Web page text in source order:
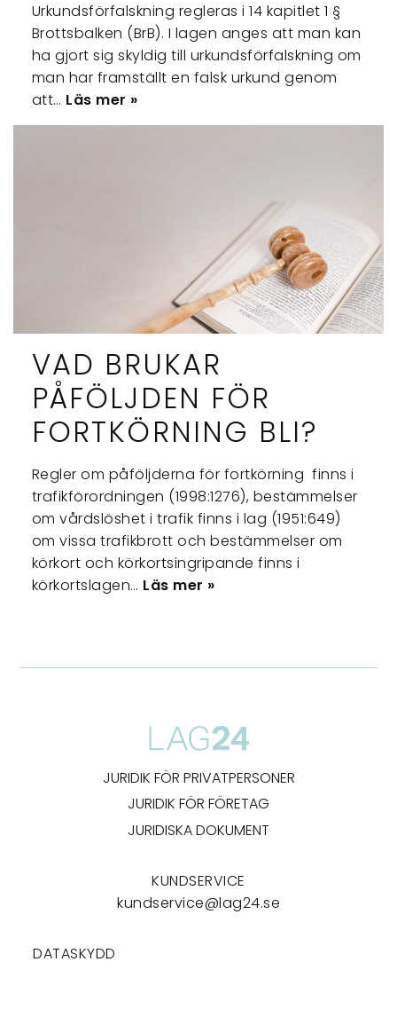
Urkundsförfalskning regleras i 14 kapitlet 1 §
Brottsbalken (BrB). I lagen anges att man kan
ha gjort sig skyldig till urkundsförfalskning om
man har framställt en falsk urkund genom
att… Läs mer »
VAD BRUKAR
PÅFÖLJDEN FÖR
FORTKÖRNING BLI?
Regler om påföljderna för fortkörning finns i
trafikförordningen (1998:1276), bestämmelser
om vårdslöshet i trafik finns i lag (1951:649)
om vissa trafikbrott och bestämmelser om
körkort och körkortsingripande finns i
körkortslagen… Läs mer »
JURIDIK FÖR PRIVATPERSONER
JURIDIK FÖR FÖRETAG
JURIDISKA DOKUMENT
KUNDSERVICE
kundservice@lag24.se
DATASKYDD